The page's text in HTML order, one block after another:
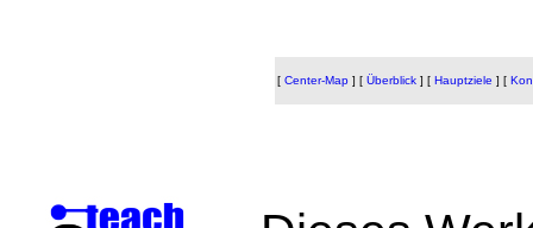
[ Center-Map ] [ Überblick ] [ Hauptziele ] [